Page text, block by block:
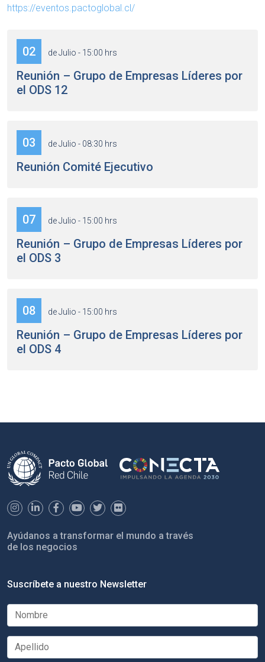
https://eventos.pactoglobal.cl/
02 de Julio - 15:00 hrs
Reunión – Grupo de Empresas Líderes por
el ODS 12
03 de Julio - 08:30 hrs
Reunión Comité Ejecutivo
07 de Julio - 15:00 hrs
Reunión – Grupo de Empresas Líderes por
el ODS 3
08 de Julio - 15:00 hrs
Reunión – Grupo de Empresas Líderes por
el ODS 4
Ayúdanos a transformar el mundo a través
de los negocios
Suscríbete a nuestro Newsletter